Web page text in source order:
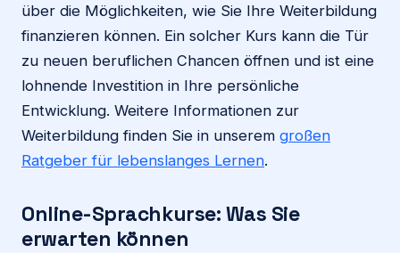
über die Möglichkeiten, wie Sie Ihre Weiterbildung
finanzieren können. Ein solcher Kurs kann die Tür
zu neuen beruflichen Chancen öffnen und ist eine
lohnende Investition in Ihre persönliche
Entwicklung. Weitere Informationen zur
Weiterbildung finden Sie in unserem großen
Ratgeber für lebenslanges Lernen.
Online-Sprachkurse: Was Sie
erwarten können